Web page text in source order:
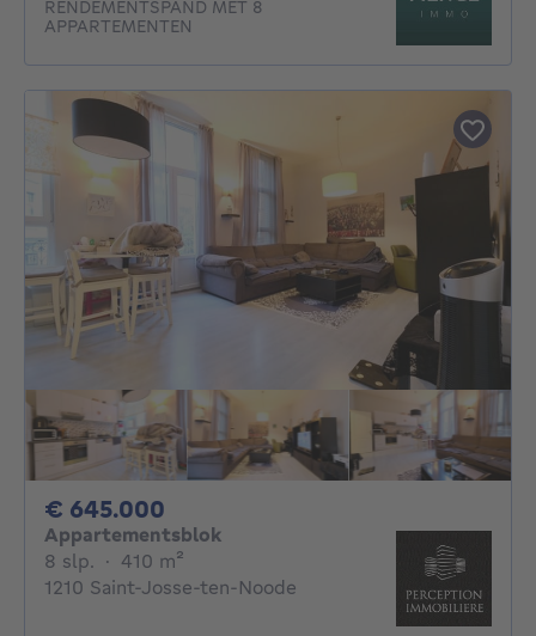
RENDEMENTSPAND MET 8
APPARTEMENTEN
€ 645.000
Appartementsblok
8 slp. 8 slaapkamers
· 410 m²
1210 Saint-Josse-ten-Noode